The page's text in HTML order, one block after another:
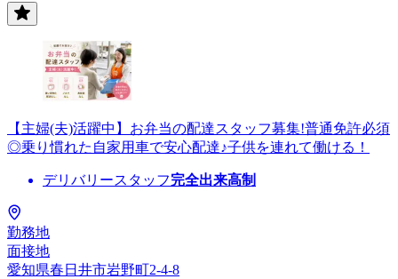
【主婦(夫)活躍中】お弁当の配達スタッフ募集!普通免許必須
◎乗り慣れた自家用車で安心配達♪子供を連れて働ける！
デリバリースタッフ完全出来高制
勤務地
面接地
愛知県春日井市岩野町2-4-8